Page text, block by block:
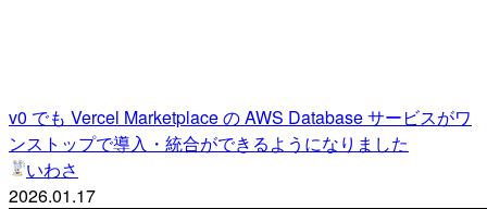
v0 でも Vercel Marketplace の AWS Database サービスがワ
ンストップで導入・統合ができるようになりました
いわさ
2026.01.17